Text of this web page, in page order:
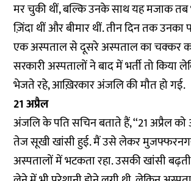
मर चुकी थीं, बल्कि उनके साथ यह मजाक
ज़िंदा थीं और बीमार थीं. तीन दिन तक उनका
एक अस्पताल से दूसरे अस्पताल का चक्कर
सरकारी अस्पतालों ने बाद में भर्ती तो किया
भेजते रहे, आख़िरकार अंजलि की मौत हो गई.
21 अप्रैल
अंजलि के पति सचिन बताते हैं, ‘‘21 अप्रैल
तेज सूखी खांसी हुई. मैं उसे लेकर
अस्पतालों में भटकता रहा. उसकी खांसी